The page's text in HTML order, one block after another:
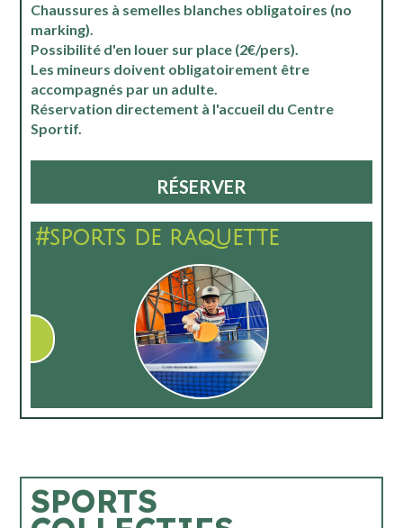
#sports de raquette
Chaussures à semelles blanches obligatoires (no
marking).
Possibilité d'en louer sur place (2€/pers).
Les mineurs doivent obligatoirement être
accompagnés par un adulte.
Réservation directement à l'accueil du Centre
Sportif.
RÉSERVER
SPORTS